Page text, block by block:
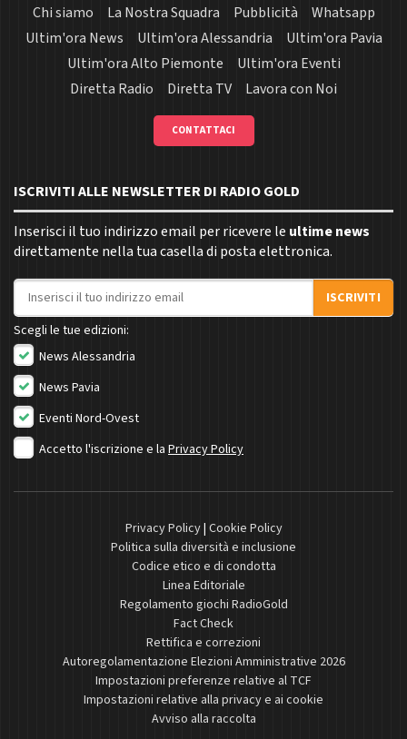
Chi siamo La Nostra Squadra Pubblicità
Whatsapp
Ultim'ora News
Ultim'ora Alessandria
Ultim'ora Pavia
Ultim'ora Alto Piemonte
Ultim'ora Eventi
Diretta Radio
Diretta TV Lavora con Noi
CONTATTACI
ISCRIVITI ALLE NEWSLETTER DI RADIO GOLD
Inserisci il tuo indirizzo email per ricevere le ultime news
direttamente nella tua casella di posta elettronica.
Indirizzo email
ISCRIVITI
Scegli le tue edizioni:
News Alessandria
News Pavia
Eventi Nord-Ovest
Accetto l'iscrizione e la Privacy Policy
Privacy Policy| Cookie Policy
Politica sulla diversità e inclusione
Codice etico e di condotta
Linea Editoriale
Regolamento giochi RadioGold
Fact Check
Rettifica e correzioni
Autoregolamentazione Elezioni Amministrative 2026
Impostazioni preferenze relative al TCF
Impostazioni relative alla privacy e ai cookie
Avviso alla raccolta